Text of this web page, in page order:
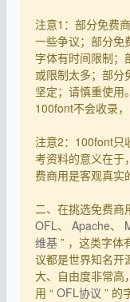
注意1：部分免费
一些争议；部分免
字体有时间限制；
或限制太多；部分
坚定；请慎重使用
100font不会收录，
注意2：100font只
考资料的意义在于
费商用是客观真实
二、在挑选免费商
OFL、 Apache、
维基 ” ，这类字体
议都是世界知名开
大、自由度非常高
用 “ OFL协议 ” 的